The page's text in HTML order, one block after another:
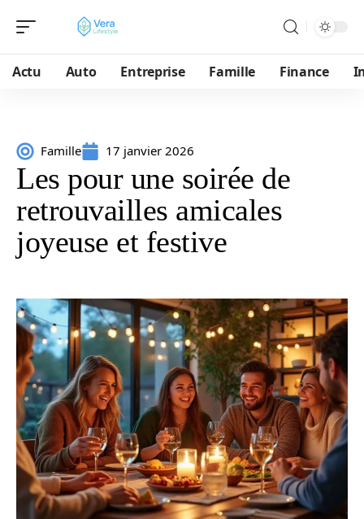
Actu Auto Entreprise Famille Finance
Famille 17 janvier 2026
Les pour une soirée de
retrouvailles amicales
joyeuse et festive